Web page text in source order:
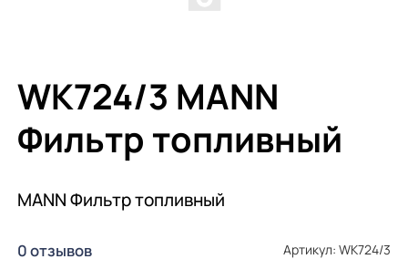
WK724/3 MANN
Фильтр топливный
MANN Фильтр топливный
0 отзывов Артикул: WK724/3